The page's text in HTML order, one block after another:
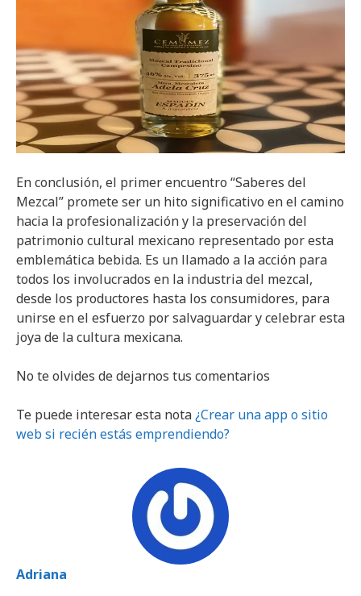
En conclusión, el primer encuentro “Saberes del
Mezcal” promete ser un hito significativo en el camino
hacia la profesionalización y la preservación del
patrimonio cultural mexicano representado por esta
emblemática bebida. Es un llamado a la acción para
todos los involucrados en la industria del mezcal,
desde los productores hasta los consumidores, para
unirse en el esfuerzo por salvaguardar y celebrar esta
joya de la cultura mexicana.
No te olvides de dejarnos tus comentarios
Te puede interesar esta nota¿Crear una app o sitio
web si recién estás emprendiendo?
Adriana